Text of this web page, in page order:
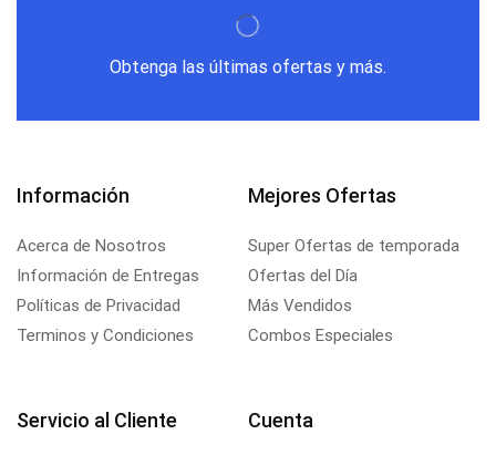
Obtenga las últimas ofertas y más.
Información
Acerca de Nosotros
Información de Entregas
Políticas de Privacidad
Terminos y Condiciones
Mejores Ofertas
Super Ofertas de temporada
Ofertas del Día
Más Vendidos
Combos Especiales
Servicio al Cliente Cuenta